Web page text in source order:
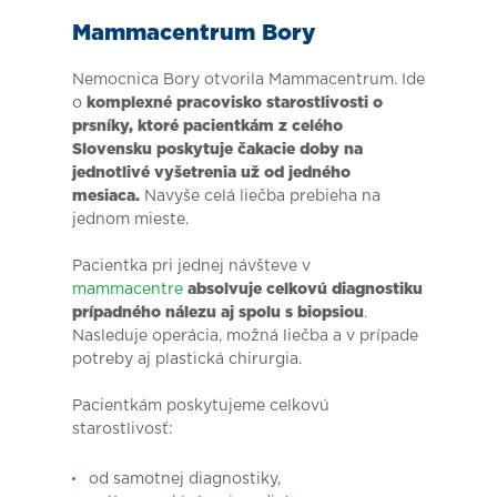
Mammacentrum Bory
Nemocnica Bory otvorila Mammacentrum. Ide
o komplexné pracovisko starostlivosti o
prsníky, ktoré pacientkám z celého
Slovensku poskytuje čakacie doby na
jednotlivé vyšetrenia už od jedného
mesiaca. Navyše celá liečba prebieha na
jednom mieste.
Pacientka pri jednej návšteve v
mammacentre absolvuje celkovú diagnostiku
prípadného nálezu aj spolu s biopsiou.
Nasleduje operácia, možná liečba a v prípade
potreby aj plastická chirurgia.
Pacientkám poskytujeme celkovú
starostlivosť:
od samotnej diagnostiky,